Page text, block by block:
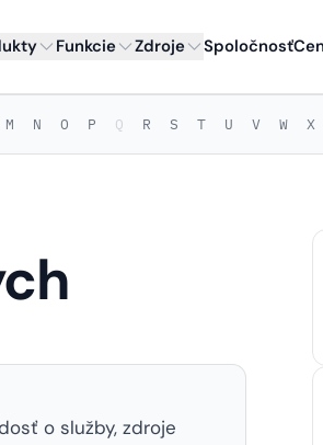
Funkcie Zdroje Spoločnosť
M N O P Q R S T U V W X
o služby, zdroje